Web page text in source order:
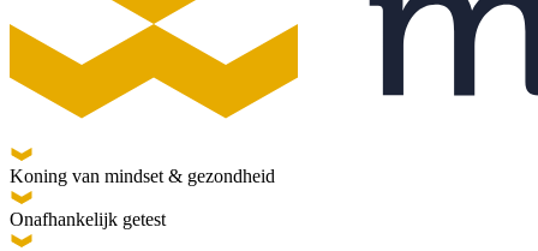
Koning van mindset & gezondheid
Onafhankelijk getest